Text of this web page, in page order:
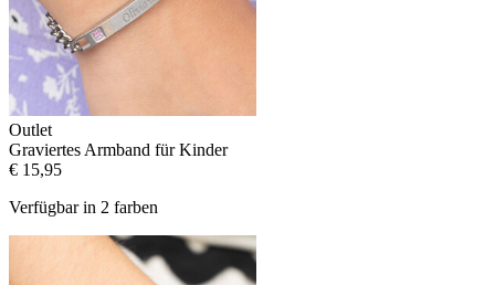
Outlet
Graviertes Armband für Kinder
€ 15,95
Verfügbar in 2 farben